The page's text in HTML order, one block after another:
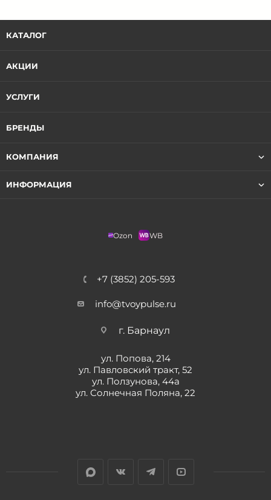
КАТАЛОГ
АКЦИИ
УСЛУГИ
БРЕНДЫ
КОМПАНИЯ
ИНФОРМАЦИЯ
Ozon WB
+7 (3852) 205-593
info@tvoypulse.ru
г. Барнаул
ул. Попова, 214
ул. Павловский тракт, 52
ул. Ползунова, 44а
ул. Солнечная Поляна, 22